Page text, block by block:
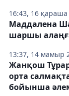
16:43, 16 қараша
13:37, 14 мамыр
Маддалена
шаршы
Жанқош
орта
бойынша